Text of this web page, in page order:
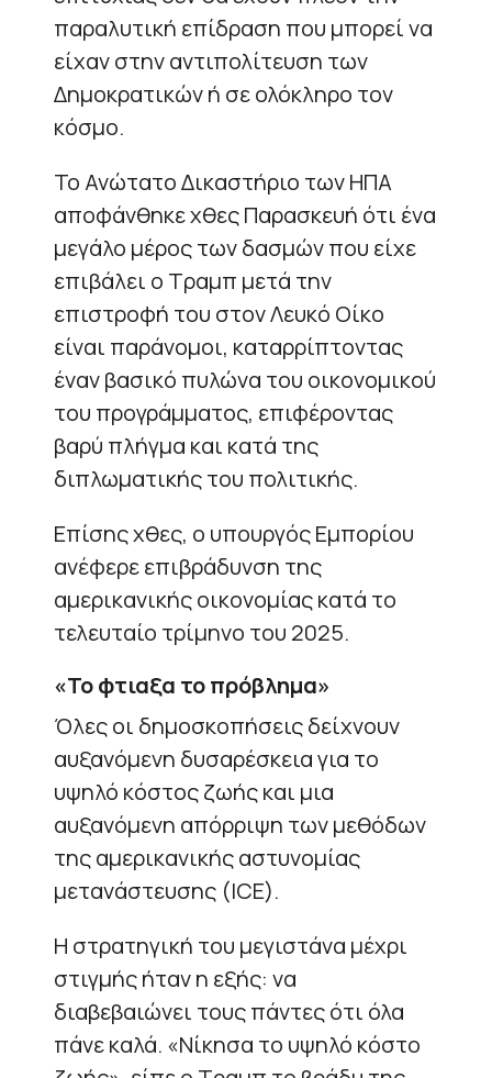
παραλυτική επίδραση που μπορεί να
είχαν στην αντιπολίτευση των
Δημοκρατικών ή σε ολόκληρο τον
κόσμο.
Το Ανώτατο Δικαστήριο των ΗΠΑ
αποφάνθηκε χθες Παρασκευή ότι ένα
μεγάλο μέρος των δασμών που είχε
επιβάλει ο Τραμπ μετά την
επιστροφή του στον Λευκό Οίκο
είναι παράνομοι, καταρρίπτοντας
έναν βασικό πυλώνα του οικονομικού
του προγράμματος, επιφέροντας
βαρύ πλήγμα και κατά της
διπλωματικής του πολιτικής.
Επίσης χθες, ο υπουργός Εμπορίου
ανέφερε επιβράδυνση της
αμερικανικής οικονομίας κατά το
τελευταίο τρίμηνο του 2025.
«Το φτιαξα το πρόβλημα»
Όλες οι δημοσκοπήσεις δείχνουν
αυξανόμενη δυσαρέσκεια για το
υψηλό κόστος ζωής και μια
αυξανόμενη απόρριψη των μεθόδων
της αμερικανικής αστυνομίας
μετανάστευσης (ICE).
Η στρατηγική του μεγιστάνα μέχρι
στιγμής ήταν η εξής: να
διαβεβαιώνει τους πάντες ότι όλα
πάνε καλά. «Νίκησα το υψηλό κόστο